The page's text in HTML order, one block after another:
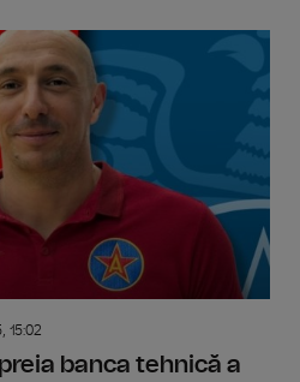
15:02
banca tehnică a